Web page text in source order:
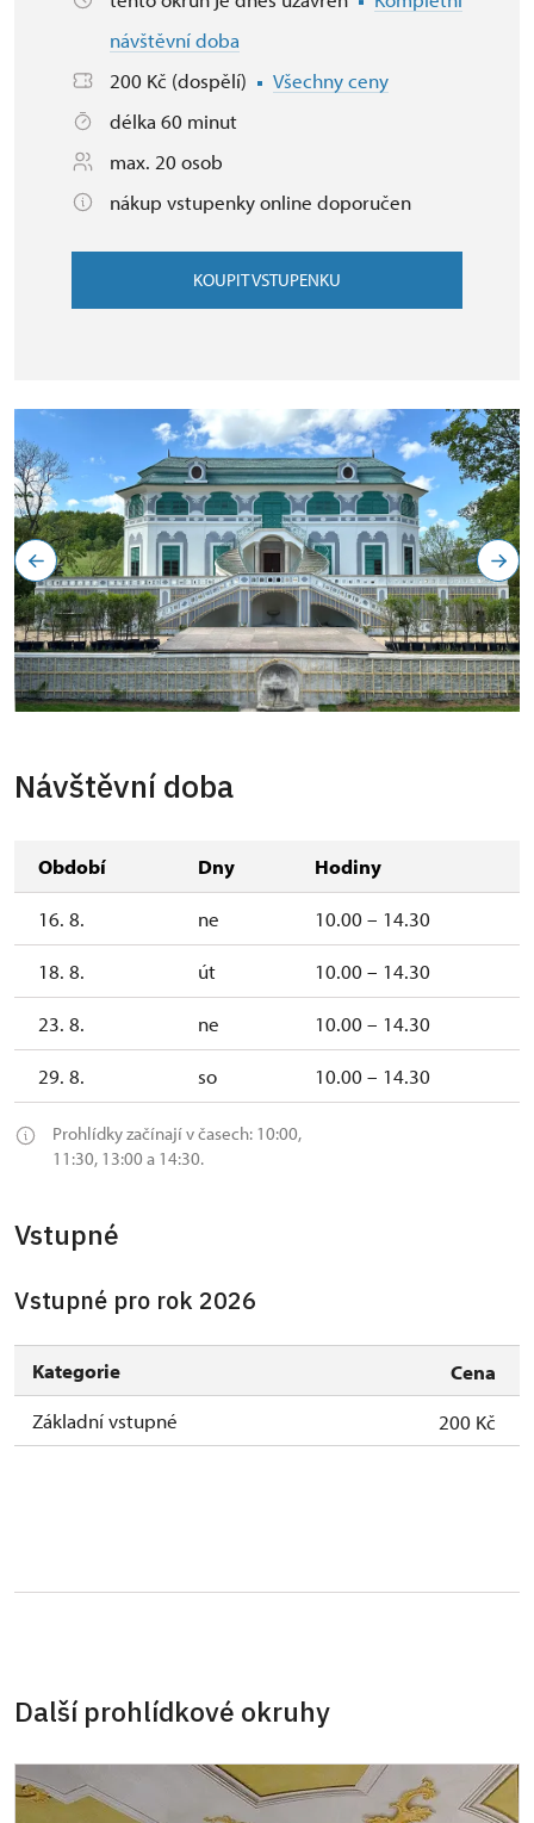
návštěvní doba
200 Kč (dospělí)
Všechny ceny
délka 60 minut
max. 20 osob
nákup vstupenky online doporučen
KOUPIT VSTUPENKU
Návštěvní doba
Období Dny Hodiny
16. 8. ne 10.00 – 14.30
18. 8. út 10.00 – 14.30
23. 8. ne 10.00 – 14.30
29. 8. so 10.00 – 14.30
Prohlídky začínají v časech: 10:00,
11:30, 13:00 a 14:30.
Vstupné
Vstupné pro rok 2026
Kategorie
Cena
Základní vstupné
200 Kč
Další prohlídkové okruhy